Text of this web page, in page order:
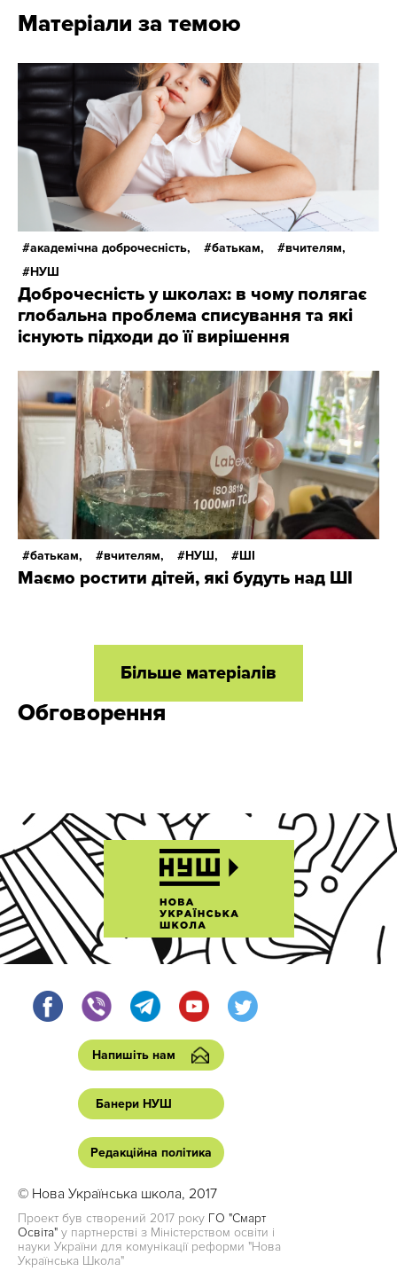
Матеріали за темою
академічна доброчесність, батькам,
вчителям,
НУШ
Доброчесність у школах: в чому полягає
глобальна проблема списування та які
існують підходи до її вирішення
батькам, вчителям, НУШ, ШІ
Маємо ростити дітей, які будуть над ШІ
Більше матеріалів
Обговорення
Напишіть нам
Банери НУШ
Редакційна політика
© Нова Українська школа, 2017
Проект був створений 2017 року ГО "Смарт
Освіта" у партнерстві з Міністерством освіти і
науки України для комунікації реформи "Нова
Українська Школа"